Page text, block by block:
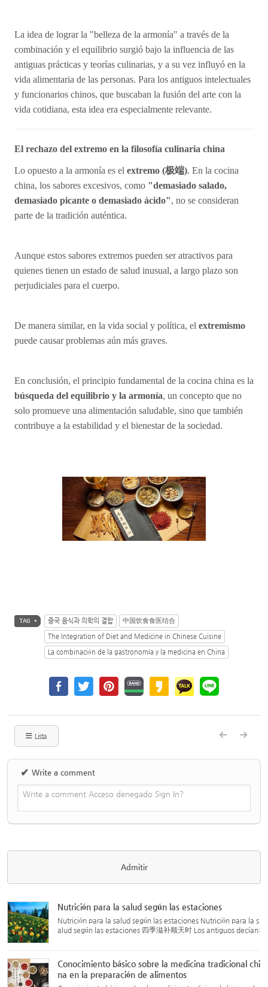
La idea de lograr la "belleza de la armonía" a través de la
combinación y el equilibrio surgió bajo la influencia de las
antiguas prácticas y teorías culinarias, y a su vez influyó en la
vida alimentaria de las personas. Para los antiguos intelectuales
y funcionarios chinos, que buscaban la fusión del arte con la
vida cotidiana, esta idea era especialmente relevante.
El rechazo del extremo en la filosofía culinaria china
Lo opuesto a la armonía es el extremo (极端). En la cocina
china, los sabores excesivos, como "demasiado salado,
demasiado picante o demasiado ácido", no se consideran
parte de la tradición auténtica.
Aunque estos sabores extremos pueden ser atractivos para
quienes tienen un estado de salud inusual, a largo plazo son
perjudiciales para el cuerpo.
De manera similar, en la vida social y política, el extremismo
puede causar problemas aún más graves.
En conclusión, el principio fundamental de la cocina china es la
búsqueda del equilibrio y la armonía, un concepto que no
solo promueve una alimentación saludable, sino que también
contribuye a la estabilidad y el bienestar de la sociedad.
TAG • 중국 음식과 의학의 결합
中国饮食食医结合
The Integration of Diet and Medicine in Chinese Cuisine
La combinación de la gastronomía y la medicina en China
Lista
✔ Write a comment
Write a comment Acceso denegado Sign In?
Nutrición para la salud según las estaciones
Nutrición para la salud según las estaciones Nutrición para la s
alud según las estaciones 四季滋补顺天时 Los antiguos decían:
Conocimiento básico sobre la medicina tradicional chi
na en la preparación de alimentos